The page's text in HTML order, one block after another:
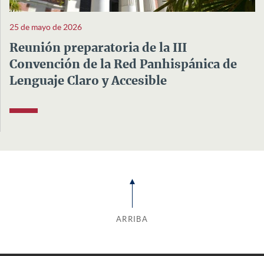
25 de mayo de 2026
Reunión preparatoria de la III
Convención de la Red Panhispánica de
Lenguaje Claro y Accesible
ARRIBA